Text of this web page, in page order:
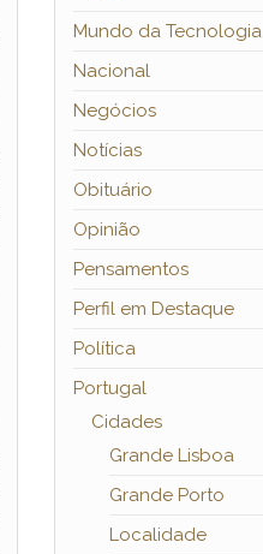
Mundo da Tecnologia
Nacional
Negócios
Notícias
Obituário
Opinião
Pensamentos
Perfil em Destaque
Política
Portugal
Cidades
Grande Lisboa
Grande Porto
Localidade